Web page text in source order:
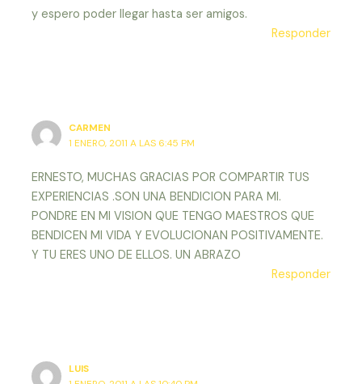
y espero poder llegar hasta ser amigos.
Responder
CARMEN
1 ENERO, 2011 A LAS 6:45 PM
ERNESTO, MUCHAS GRACIAS POR COMPARTIR TUS
EXPERIENCIAS .SON UNA BENDICION PARA MI.
PONDRE EN MI VISION QUE TENGO MAESTROS QUE
BENDICEN MI VIDA Y EVOLUCIONAN POSITIVAMENTE.
Y TU ERES UNO DE ELLOS. UN ABRAZO
Responder
LUIS